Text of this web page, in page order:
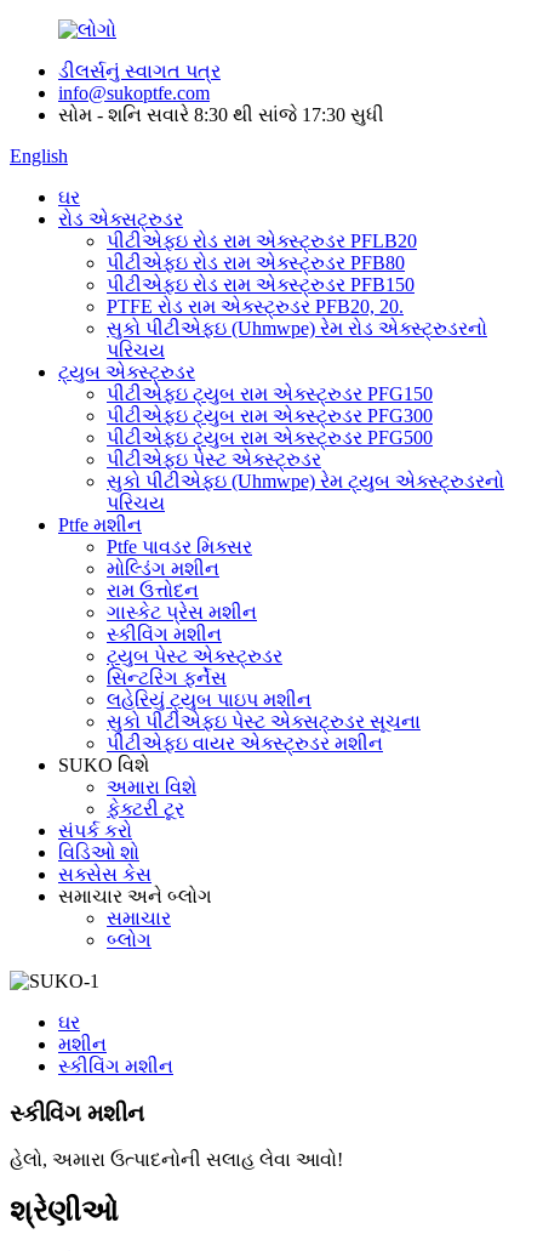
ડીલર્સનું સ્વાગત પત્ર
info@sukoptfe.com
સોમ - શનિ સવારે 8:30 થી સાંજે 17:30 સુધી
English
ઘર
રોડ એક્સટ્રુડર
પીટીએફઇ રોડ રામ એક્સ્ટ્રુડર PFLB20
પીટીએફઇ રોડ રામ એક્સ્ટ્રુડર PFB80
પીટીએફઇ રોડ રામ એક્સ્ટ્રુડર PFB150
PTFE રોડ રામ એક્સ્ટ્રુડર PFB20, 20.
સુકો પીટીએફઇ (Uhmwpe) રેમ રોડ એક્સ્ટ્રુડરનો
પરિચય
ટ્યુબ એક્સ્ટ્રુડર
પીટીએફઇ ટ્યુબ રામ એક્સ્ટ્રુડર PFG150
પીટીએફઇ ટ્યુબ રામ એક્સ્ટ્રુડર PFG300
પીટીએફઇ ટ્યુબ રામ એક્સ્ટ્રુડર PFG500
પીટીએફઇ પેસ્ટ એક્સ્ટ્રુડર
સુકો પીટીએફઇ (Uhmwpe) રેમ ટ્યુબ એક્સ્ટ્રુડરનો
પરિચય
Ptfe મશીન
Ptfe પાવડર મિક્સર
મોલ્ડિંગ મશીન
રામ ઉત્તોદન
ગાસ્કેટ પ્રેસ મશીન
સ્કીવિંગ મશીન
ટ્યુબ પેસ્ટ એક્સ્ટ્રુડર
સિન્ટરિંગ ફર્નેસ
લહેરિયું ટ્યુબ પાઇપ મશીન
સુકો પીટીએફઇ પેસ્ટ એક્સટ્રુડર સૂચના
પીટીએફઇ વાયર એક્સ્ટ્રુડર મશીન
SUKO વિશે
અમારા વિશે
ફેક્ટરી ટૂર
સંપર્ક કરો
વિડિઓ શો
સક્સેસ કેસ
સમાચાર અને બ્લોગ
સમાચાર
બ્લોગ
ઘર
મશીન
સ્કીવિંગ મશીન
સ્કીવિંગ મશીન
હેલો, અમારા ઉત્પાદનોની સલાહ લેવા આવો!
શ્રેણીઓ